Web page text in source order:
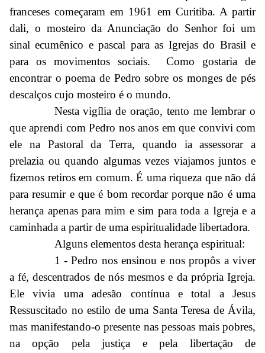
franceses começaram em 1961 em Curitiba. A partir
dali, o mosteiro da Anunciação do Senhor foi um
sinal ecumênico e pascal para as Igrejas do Brasil e
para os movimentos sociais. Como gostaria de
encontrar o poema de Pedro sobre os monges de pés
descalços cujo mosteiro é o mundo.
Nesta vigília de oração, tento me lembrar o
que aprendi com Pedro nos anos em que convivi com
ele na Pastoral da Terra, quando ia assessorar a
prelazia ou quando algumas vezes viajamos juntos e
fizemos retiros em comum. É uma riqueza que não dá
para resumir e que é bom recordar porque não é uma
herança apenas para mim e sim para toda a Igreja e a
caminhada a partir de uma espiritualidade libertadora.
Alguns elementos desta herança espiritual:
1 - Pedro nos ensinou e nos propôs a viver
a fé, descentrados de nós mesmos e da própria Igreja.
Ele vivia uma adesão contínua e total a Jesus
Ressuscitado no estilo de uma Santa Teresa de Ávila,
mas manifestando-o presente nas pessoas mais pobres,
na opção pela justiça e pela libertação de